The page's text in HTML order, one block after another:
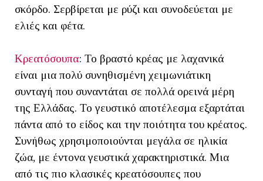
σκόρδο. Σερβίρεται με ρύζι και συνοδεύεται με
ελιές και φέτα.
Κρεατόσουπα: Το βραστό κρέας με λαχανικά
είναι μια πολύ συνηθισμένη χειμωνιάτικη
συνταγή που συναντάται σε πολλά ορεινά μέρη
της Ελλάδας. Το γευστικό αποτέλεσμα εξαρτάται
πάντα από το είδος και την ποιότητα του κρέατος.
Συνήθως χρησιμοποιούνται μεγάλα σε ηλικία
ζώα, με έντονα γευστικά χαρακτηριστικά. Μια
από τις πιο κλασικές κρεατόσουπες που